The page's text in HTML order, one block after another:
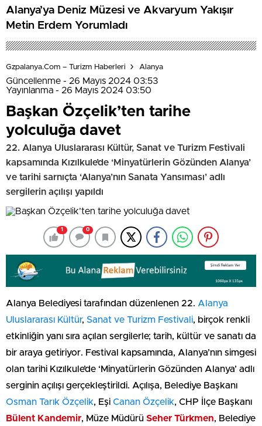
Alanya’ya Deniz Müzesi ve Akvaryum Yakışır
Metin Erdem Yorumladı
Gzpalanya.com – Turizm Haberleri Alanya
Güncellenme - 26 Mayıs 2024 03:53
Yayınlanma - 26 Mayıs 2024 03:50
Başkan Özçelik’ten tarihe
yolculuğa davet
22. Alanya Uluslararası Kültür, Sanat ve Turizm Festivali
kapsamında Kızılkule’de ‘Minyatürlerin Gözünden Alanya’
ve tarihi sarnıçta ‘Alanya’nın Sanata Yansıması’ adlı
sergilerin açılışı yapıldı
1 0
Alanya Belediyesi tarafından düzenlenen 22. Alanya
Uluslararası Kültür, Sanat ve Turizm Festivali, birçok renkli
etkinliğin yanı sıra açılan sergilerle; tarih, kültür ve sanatı da
bir araya getiriyor. Festival kapsamında, Alanya’nın simgesi
olan tarihi Kızılkule’de ‘Minyatürlerin Gözünden Alanya’ adlı
serginin açılışı gerçekleştirildi. Açılışa, Belediye Başkanı
Osman Tarık Özçelik, Eşi Canan Özçelik, CHP İlçe Başkanı
Bülent Kandemir, Müze Müdürü Seher Türkmen, Belediye